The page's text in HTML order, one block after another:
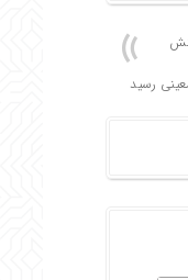
رسید